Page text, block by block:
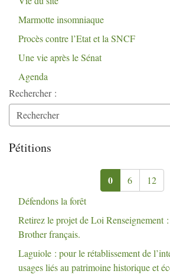
Marmotte insomniaque
Procès contre l’Etat et la SNCF
Une vie après le Sénat
Agenda
Rechercher :
Pétitions
0 6
12
Défendons la forêt
Retirez le projet de Loi Renseignement
Brother français.
Laguiole : pour le rétablissement de
usages liés au patrimoine historique et